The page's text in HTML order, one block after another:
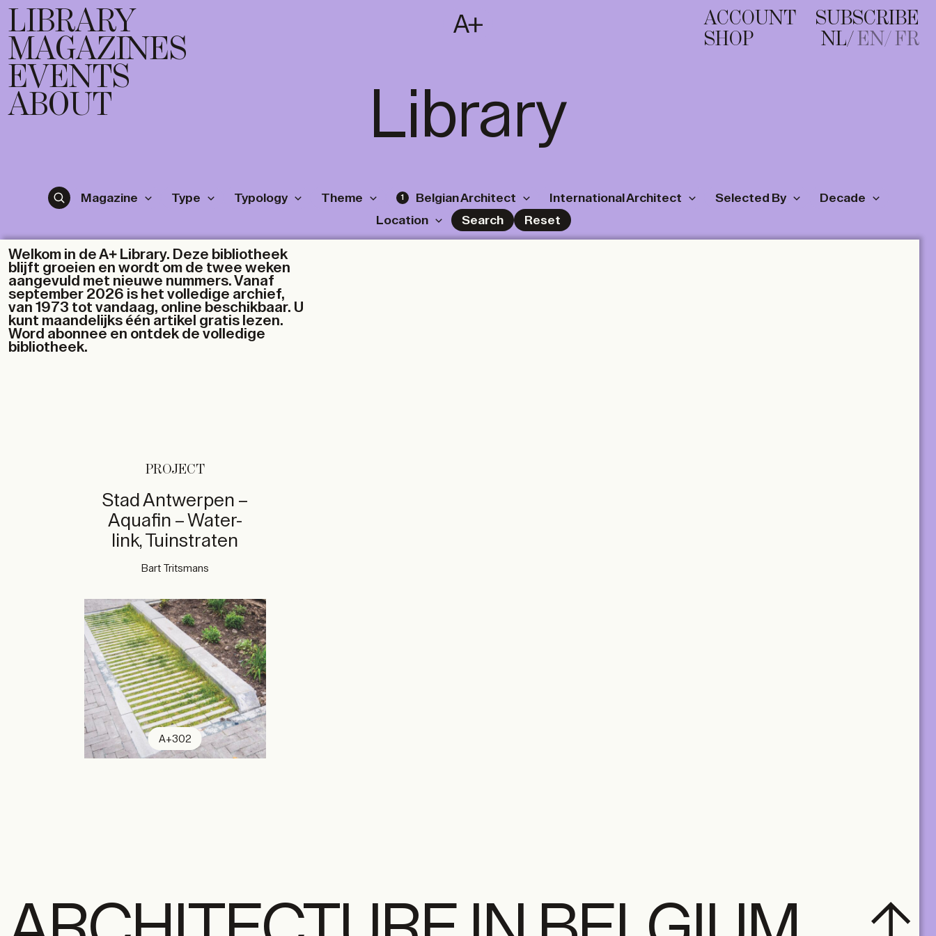
T
FR
LIBRARY
MAGAZINES
EVENTS
ABOUT
ACCOUNT
SHOP
SUBSCRIBE
NL EN FR
Library
Magazine Type Typology Theme 1 Belgian Architect International Architect Selected By
Decade
Location
Search Reset
Welkom in de A+ Library. Deze bibliotheek
blijft groeien en wordt om de twee weken
aangevuld met nieuwe nummers. Vanaf
september 2026 is het volledige archief,
van 1973 tot vandaag, online beschikbaar. U
kunt maandelijks één artikel gratis lezen.
Word abonnee en ontdek de volledige
bibliotheek.
PROJECT
Stad Antwerpen –
Aquafin – Water-
link, Tuinstraten
Bart Tritsmans
A+302